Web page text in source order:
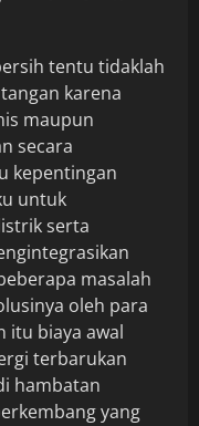
tentu tidaklah
karena
maupun
secara
kepentingan
untuk
serta
masalah
oleh para
itu biaya awal
terbarukan
hambatan
yang